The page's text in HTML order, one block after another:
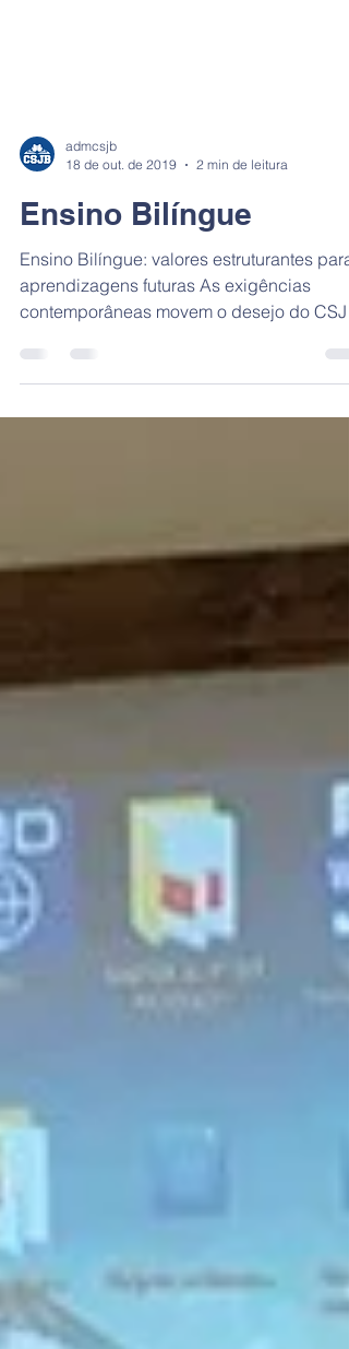
admcsjb
2 min de leitura
Ensino Bilíngue
Ensino Bilíngue: valores estruturantes para
aprendizagens futuras As exigências
contemporâneas movem o desejo do CSJB